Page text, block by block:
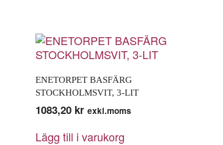
ENETORPET BASFÄRG
STOCKHOLMSVIT, 3-LIT
1083,20 kr exkl.moms
Lägg till i varukorg